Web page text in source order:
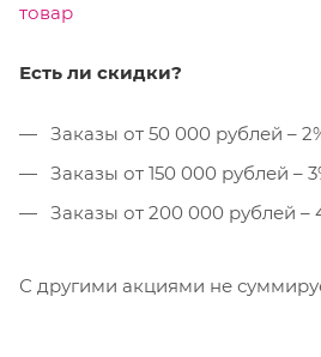
товар
Есть ли скидки?
Заказы от 50 000 рублей –
Заказы от 150 000 рублей –
Заказы от 200 000 рублей –
С другими акциями не